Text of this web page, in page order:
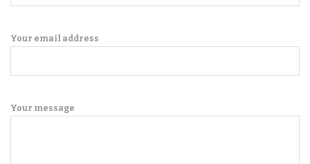
Your email address
Your message